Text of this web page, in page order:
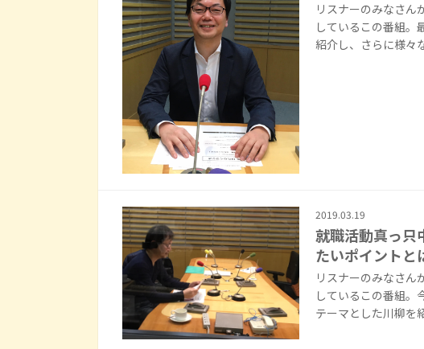
リスナーのみなさん
しているこの番組。
紹介し、さらに様々
2019.03.19
就職活動真っ只
たいポイントと
リスナーのみなさん
しているこの番組。
テーマとした川柳を